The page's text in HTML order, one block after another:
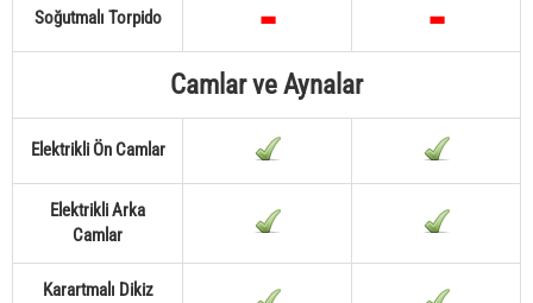
Soğutmalı Torpido
Camlar ve Aynalar
Elektrikli Ön Camlar
Elektrikli Arka
Camlar
Karartmalı Dikiz